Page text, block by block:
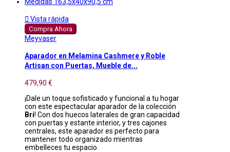
 Vista rápida
Compra Ahora
Meyvaser
Aparador en Melamina Cashmere y Roble
Artisan con Puertas, Mueble de...
479,90 €
¡Dale un toque sofisticado y funcional a tu hogar
con este espectacular aparador de la colección
Bri! Con dos huecos laterales de gran capacidad
con puertas y estante interior, y tres cajones
centrales, este aparador es perfecto para
mantener todo organizado mientras
embelleces tu espacio.